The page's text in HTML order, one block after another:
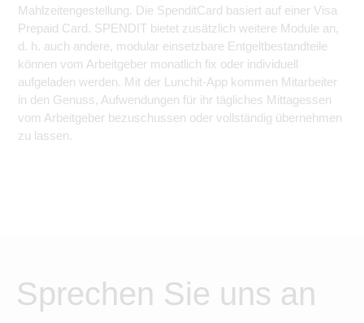
Mahlzeitengestellung. Die SpenditCard basiert auf einer Visa
Prepaid Card. SPENDIT bietet zusätzlich weitere Module an,
d. h. auch andere, modular einsetzbare Entgeltbestandteile
können vom Arbeitgeber monatlich fix oder individuell
aufgeladen werden. Mit der Lunchit-App kommen Mitarbeiter
in den Genuss, Aufwendungen für ihr tägliches Mittagessen
vom Arbeitgeber bezuschussen oder vollständig übernehmen
zu lassen.
Sprechen Sie uns an